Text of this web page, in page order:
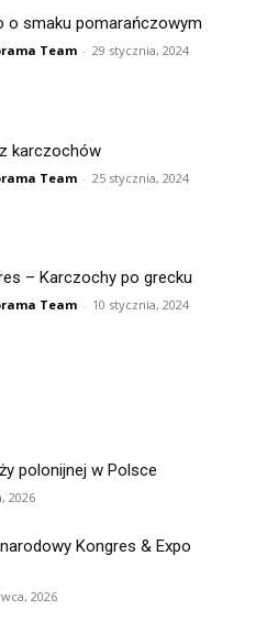
o smaku pomarańczowym
Team - 29 stycznia, 2024
karczochów
Team - 25 stycznia, 2024
– Karczochy po grecku
Team - 10 stycznia, 2024
polonijnej w Polsce
2026
Kongres & Expo
2026